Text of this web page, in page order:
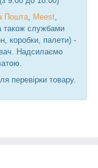
Пошта Meest
також службами
коробки, палети) -
Надсилаємо
перевірки товару.